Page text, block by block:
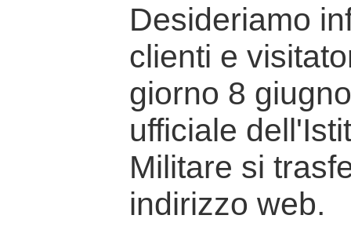
Desideriamo
clienti e
giorno 8
ufficiale
Militare si
indirizzo web.